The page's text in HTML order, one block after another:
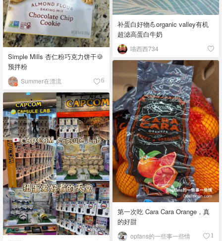
补蛋白好物💪organic valley有机
超滤高蛋白牛奶
喵西西734
Simple Mills 杏仁粉巧克力饼干🍪
预拌粉
Summer在漂流 6
第一次吃 Cara Cara Orange，真
的好甜
opfans的一些事一些情 1